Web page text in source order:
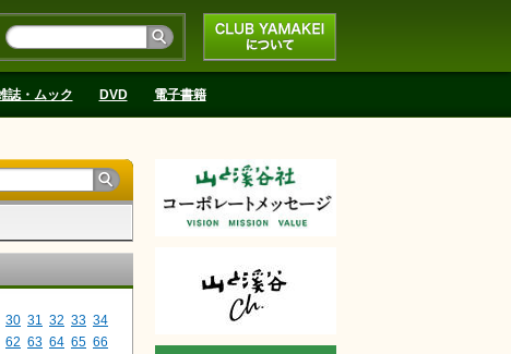
CLUB YAMAKEIにつ
いて
誌・ムック DVD 電子書籍
30 31 32 33 34
62 63 64 65 66